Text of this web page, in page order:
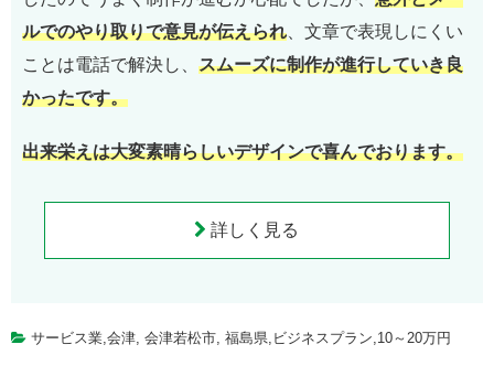
ルでのやり取りで意見が伝えられ 、文章で表現しにくい
ことは電話で解決し、 スムーズに制作が進行していき良
かったです。
出来栄えは大変素晴らしいデザインで喜んでおります。
詳しく見る
サービス業,会津, 会津若松市, 福島県, ビジネスプラン,10～20万円